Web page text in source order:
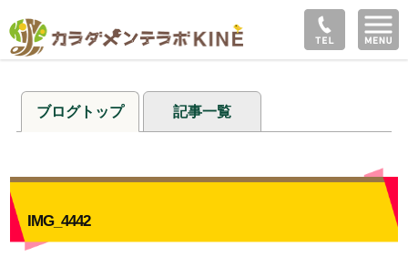
ブログトップ 記事一覧
IMG_4442